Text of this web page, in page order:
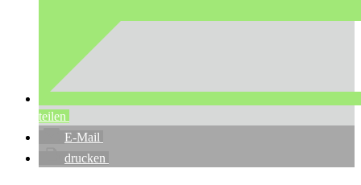
teilen
E-Mail
drucken